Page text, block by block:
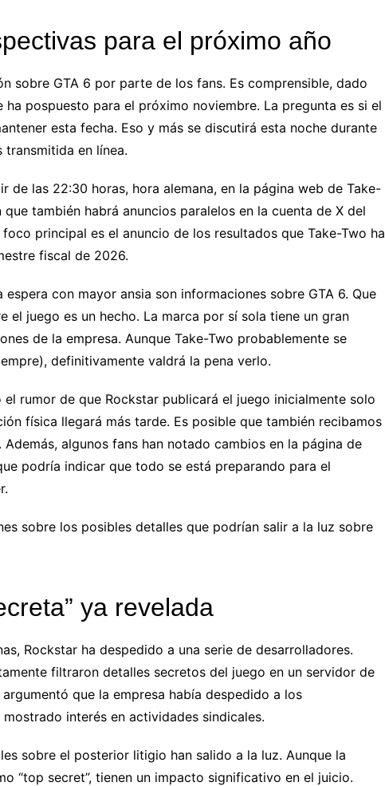
para el próximo año
sobre GTA 6 por parte de los fans. Es comprensible, dado
ha pospuesto para el próximo noviembre. La pregunta es si el
esta fecha. Eso y más se discutirá esta noche durante
transmitida en línea.
de las 22:30 horas, hora alemana, en la página web de Take-
también habrá anuncios paralelos en la cuenta de X del
principal es el anuncio de los resultados que Take-Two ha
fiscal de 2026.
con mayor ansia son informaciones sobre GTA 6. Que
el juego es un hecho. La marca por sí sola tiene un gran
de la empresa. Aunque Take-Two probablemente se
definitivamente valdrá la pena verlo.
rumor de que Rockstar publicará el juego inicialmente solo
física llegará más tarde. Es posible que también recibamos
algunos fans han notado cambios en la página de
podría indicar que todo se está preparando para el
sobre los posibles detalles que podrían salir a la luz sobre
ya revelada
Rockstar ha despedido a una serie de desarrolladores.
filtraron detalles secretos del juego en un servidor de
que la empresa había despedido a los
interés en actividades sindicales.
sobre el posterior litigio han salido a la luz. Aunque la
“top secret”, tienen un impacto significativo en el juicio.